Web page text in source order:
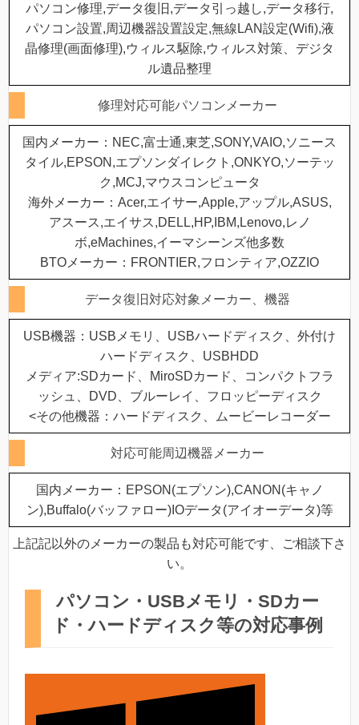
パソコン修理,データ復旧,データ引っ越し,データ移行,
パソコン設置,周辺機器設置設定,無線LAN設定(Wifi),液
晶修理(画面修理),ウィルス駆除,ウィルス対策、デジタ
ル遺品整理
修理対応可能パソコンメーカー
国内メーカー：NEC,富士通,東芝,SONY,VAIO,ソニース
タイル,EPSON,エプソンダイレクト,ONKYO,ソーテッ
ク,MCJ,マウスコンピュータ
海外メーカー：Acer,エイサー,Apple,アップル,ASUS,
アスース,エイサス,DELL,HP,IBM,Lenovo,レノ
ボ,eMachines,イーマシーンズ他多数
BTOメーカー：FRONTIER,フロンティア,OZZIO
データ復旧対応対象メーカー、機器
USB機器：USBメモリ、USBハードディスク、外付け
ハードディスク、USBHDD
メディア:SDカード、MiroSDカード、コンパクトフラ
ッシュ、DVD、ブルーレイ、フロッピーディスク
<その他機器：ハードディスク、ムービーレコーダー
対応可能周辺機器メーカー
国内メーカー：EPSON(エプソン),CANON(キャノ
ン),Buffalo(バッファロー)IOデータ(アイオーデータ)等
上記記以外のメーカーの製品も対応可能です、ご相談下さ
い。
パソコン・USBメモリ・SDカー
ド・ハードディスク等の対応事例